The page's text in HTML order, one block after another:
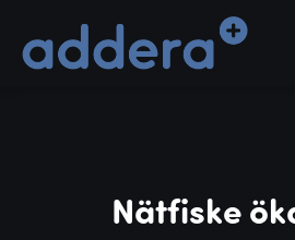
Nätfiske